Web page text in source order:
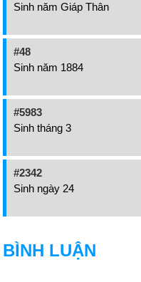
Sinh năm Giáp Thân
#48
Sinh năm 1884
#5983
Sinh tháng 3
#2342
Sinh ngày 24
BÌNH LUẬN